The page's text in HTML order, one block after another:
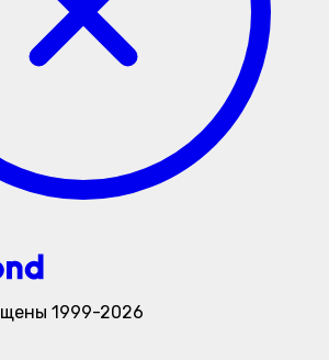
1999-2026